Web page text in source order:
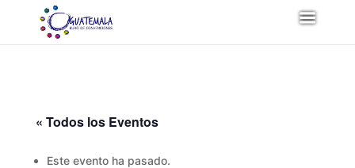
« Todos los Eventos
Este evento ha pasado.